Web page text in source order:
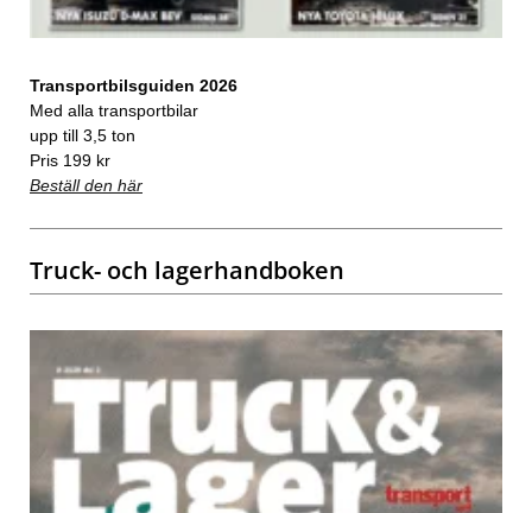
Transportbilsguiden 2026
Med alla transportbilar
upp till 3,5 ton
Pris 199 kr
Beställ den här
Truck- och lagerhandboken